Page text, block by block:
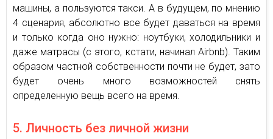
машины, а пользуются такси. А в будущем, по мнению
4 сценария, абсолютно все будет даваться на время
и только когда оно нужно: ноутбуки, холодильники и
даже матрасы (с этого, кстати, начинал Airbnb). Таким
образом частной собственности почти не будет, зато
будет очень много возможностей снять
определенную вещь всего на время.
5. Личность без личной жизни